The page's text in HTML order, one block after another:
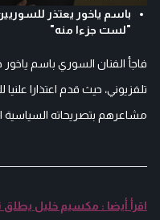
باسم ياخور يعتذر
"لست جزءا منه"
فاجأ الفنان السوري باسم
تلفزيوني، حيث قدم اعتذارا
مشاعرهم بتصريحاته السياسية
اقرأ أيضا : مكسيم خليل يطلق